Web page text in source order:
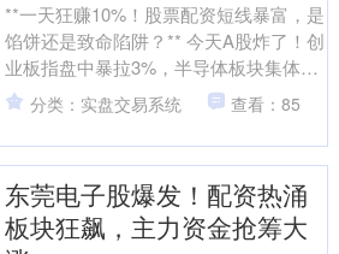
**一天狂赚10%！股票配资短线暴富，是
馅饼还是致命陷阱？** 今天A股炸了！创
业板指盘中暴拉3%，半导体板块集体涨
停潮，而另一边，ST板块却上演跌停惨
剧，近百....
分类：实盘交易系统 查看：85
东莞电子股爆发！配资热涌
板块狂飙，主力资金抢筹大
4694.44 +43.13 +0.93%